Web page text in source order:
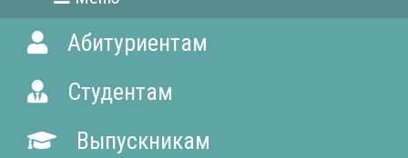
Абитуриентам
Студентам
Выпускникам